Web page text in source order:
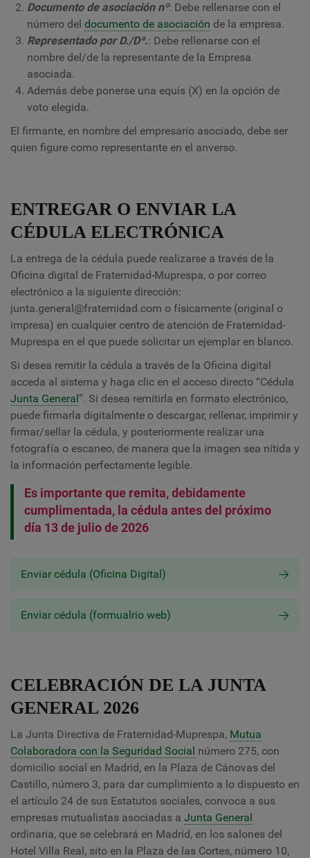
Documento de asociación nº: Debe rellenarse con el
número del documento de asociación de la empresa.
Representado por D./Dª.: Debe rellenarse con el
nombre del/de la representante de la Empresa
asociada.
Además debe ponerse una equis (X) en la opción de
voto elegida.
El firmante, en nombre del empresario asociado, debe ser
quien figure como representante en el anverso.
ENTREGAR O ENVIAR LA
CÉDULA ELECTRÓNICA
La entrega de la cédula puede realizarse a través de la
Oficina digital de Fraternidad-Muprespa, o por correo
electrónico a la siguiente dirección:
junta.general@fraternidad.com o físicamente (original o
impresa) en cualquier centro de atención de Fraternidad-
Muprespa en el que puede solicitar un ejemplar en blanco.
Si desea remitir la cédula a través de la Oficina digital
acceda al sistema y haga clic en el acceso directo “Cédula
Junta General”. Si desea remitirla en formato electrónico,
puede firmarla digitalmente o descargar, rellenar, imprimir y
firmar/sellar la cédula, y posteriormente realizar una
fotografía o escaneo, de manera que la imagen sea nítida y
la información perfectamente legible.
Es importante que remita, debidamente
cumplimentada, la cédula antes del próximo
día 13 de julio de 2026
Enviar cédula (Oficina Digital)
Enviar cédula (formualrio web)
CELEBRACIÓN DE LA JUNTA
GENERAL 2026
La Junta Directiva de Fraternidad-Muprespa, Mutua
Colaboradora con la Seguridad Social número 275, con
domicilio social en Madrid, en la Plaza de Cánovas del
Castillo, número 3, para dar cumplimiento a lo dispuesto en
el artículo 24 de sus Estatutos sociales, convoca a sus
empresas mutualistas asociadas a Junta General
ordinaria, que se celebrará en Madrid, en los salones del
Hotel Villa Real, sito en la Plaza de las Cortes, número 10,